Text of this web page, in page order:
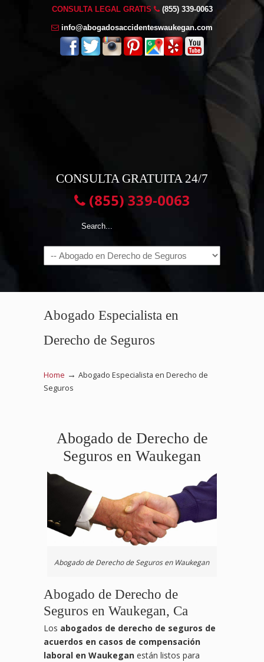
CONSULTA LEGAL GRATIS (855) 339-0063
info@abogadosaccidenteswaukegan.com
CONSULTA GRATUITA 24/7
(855) 339-0063
Navigation
Abogado Especialista en
Derecho de Seguros
Home → Abogado Especialista en Derecho de
Seguros
Abogado de Derecho de
Seguros en Waukegan
Abogado de Derecho de Seguros en Waukegan
Abogado de Derecho de
Seguros en Waukegan, Ca
Los abogados de derecho de seguros de
acuerdos en casos de compensación
laboral en Waukegan están listos para